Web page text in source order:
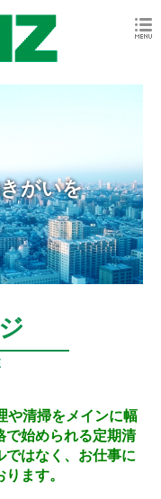
がいを
や清掃をメインに幅
で始められる定期清
ではなく、お仕事に
ます。